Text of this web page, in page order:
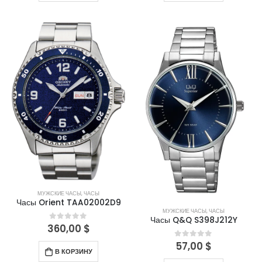
МУЖСКИЕ ЧАСЫ,ЧАСЫ
Часы Orient TAA02002D9
0out of 5
360,00 $
В КОРЗИНУ
МУЖСКИЕ ЧАСЫ,ЧАСЫ
Часы Q&Q S398J212Y
0out of 5
57,00 $